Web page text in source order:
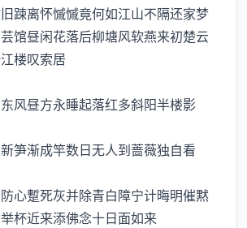
离怀慽慽竟何如江山不隔还家梦
馆昼闲花落后柳塘风软燕来初楚云
楼叹索居
昼方永睡起落红多斜阳半楼影
渐成竿数日无人到蔷薇独自看
蹔死灰并除青白障宁计晦明催黙
杯近来添佛念十日面如来